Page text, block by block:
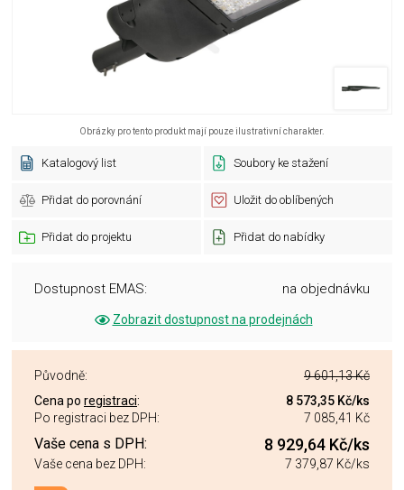
Obrázky pro tento produkt mají pouze ilustrativní charakter.
Katalogový list Soubory ke stažení
Přidat do porovnání Uložit do oblíbených
Přidat do projektu Přidat do nabídky
Dostupnost EMAS: na objednávku
Zobrazit dostupnost na prodejnách
Původně:
9 601,13 Kč
Cena po registraci: 8 573,35 Kč/ks
Po registraci bez DPH:
7 085,41 Kč
Vaše cena s DPH: 8 929,64 Kč/ks
Vaše cena bez DPH: 7 379,87 Kč/ks